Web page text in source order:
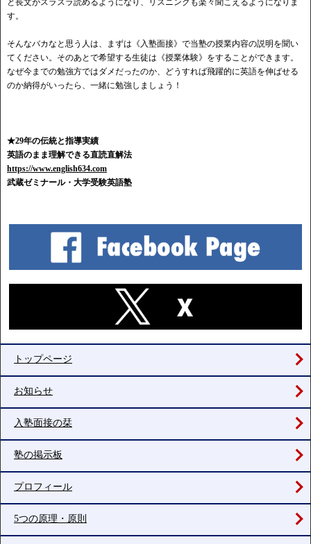
と長文がスラスラ読めるようになり、リスニングも楽々聞こえるようになりま
す。
そんなバカなと思う人は、まずは《入塾面接》で当塾の授業内容の説明を聞い
てください。そのあとで希望する生徒は《授業体験》をすることができます。
なぜ今までの勉強方ではダメだったのか、どうすれば飛躍的に英語を伸ばせる
のか納得がいったら、一緒に勉強しましょう！
★29年の伝統と指導実績
英語のまま理解できる直読直解法
https://www.english634.com
武蔵ゼミナール・大学受験英語塾
トップページ
お知らせ
入塾面接の栞
塾の掲示板
プロフィール
5つの原理・原則